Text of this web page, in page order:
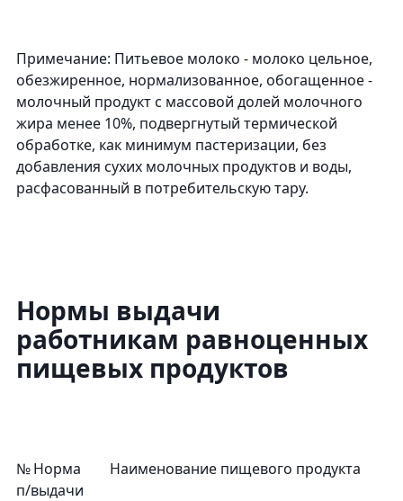
Примечание: Питьевое молоко - молоко цельное,
обезжиренное, нормализованное, обогащенное -
молочный продукт с массовой долей молочного
жира менее 10%, подвергнутый термической
обработке, как минимум пастеризации, без
добавления сухих молочных продуктов и воды,
расфасованный в потребительскую тару.
Нормы выдачи
работникам равноценных
пищевых продуктов
№
п/
Норма
выдачи
Наименование пищевого продукта